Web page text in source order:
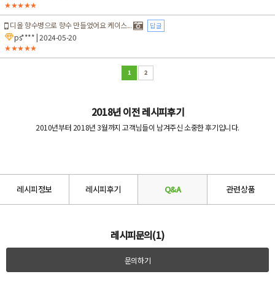
★★★★★
디올 향수병으로 향수 만들었어요 케이스... 답글
ps****| 2024-05-20
★★★★★
1 2
2018년 이전 레시피후기
2010년부터 2018년 3월까지 고객님들이 남겨주신 소중한 후기입니다.
레시피정보 레시피후기 Q&A 관련상품
레시피문의(1)
문의하기